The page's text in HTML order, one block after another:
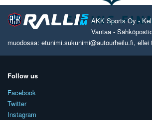
AKK Sports Oy -
Vantaa -
muodossa: etunimi.sukunimi@autourheilu.fi,
Follow us
Facebook
Twitter
Instagram